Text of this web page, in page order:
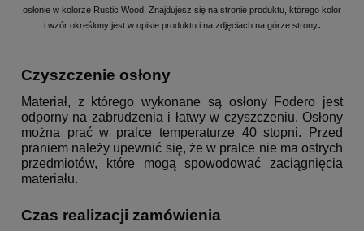
osłonie w kolorze Rustic Wood. Znajdujesz się na stronie produktu, którego kolor
i wzór określony jest w opisie produktu i na zdjęciach na górze strony.
Czyszczenie osłony
Materiał, z którego wykonane są osłony Fodero jest
odporny na zabrudzenia i łatwy w czyszczeniu. Osłony
można prać w pralce temperaturze 40 stopni. Przed
praniem należy upewnić się, że w pralce nie ma ostrych
przedmiotów, które mogą spowodować zaciągnięcia
materiału.
Czas realizacji zamówienia